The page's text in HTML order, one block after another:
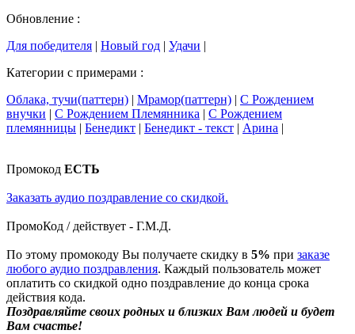
Обновление :
Для победителя | Новый год | Удачи |
Категории с примерами :
Облака, тучи(паттерн) | Мрамор(паттерн) | С Рождением
внучки | С Рождением Племянника | С Рождением
племянницы | Бенедикт | Бенедикт - текст | Арина |
Промокод ЕСТЬ
Заказать аудио поздравление со скидкой.
ПромоКод / действует - Г.М.Д.
По этому промокоду Вы получаете скидку в 5% при заказе
любого аудио поздравления. Каждый пользователь может
оплатить со скидкой одно поздравление до конца срока
действия кода.
Поздравляйте своих родных и близких Вам людей и будет
Вам счастье!